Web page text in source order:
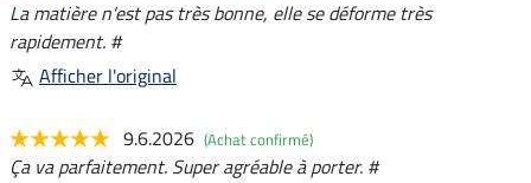
La matière n'est pas très bonne, elle se déforme très
rapidement. #
Afficher l'original
9.6.2026 (Achat confirmé)
Ça va parfaitement. Super agréable à porter. #